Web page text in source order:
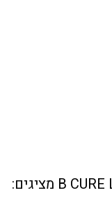
B CURE LASER מציגים: